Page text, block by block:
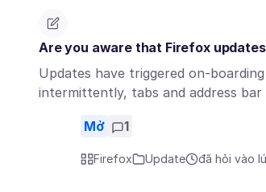
Are you aware that Firefox
Updates have triggered on-
intermittently, tabs and address
Mở 1
Firefox Update đã hỏi vào